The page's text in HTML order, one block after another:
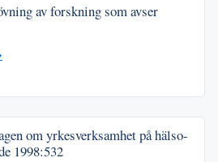
av forskning som avser
om yrkesverksamhet på hälso-
1998:532